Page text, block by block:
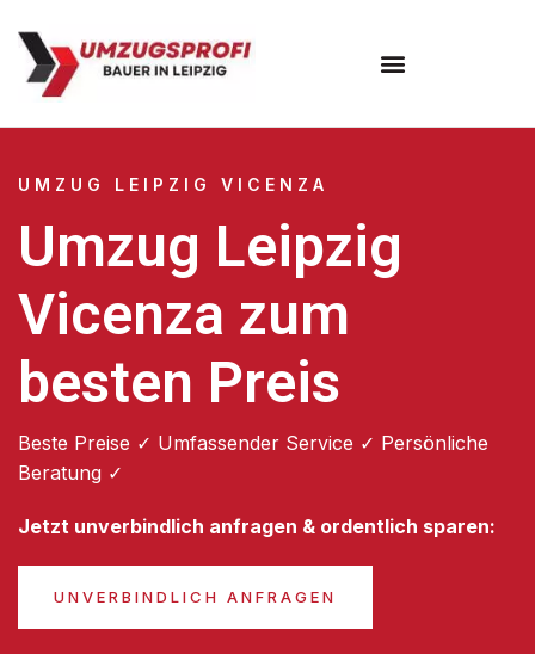
UMZUG LEIPZIG VICENZA
Umzug Leipzig
Vicenza zum
besten Preis
Beste Preise ✓ Umfassender Service ✓ Persönliche
Beratung ✓
Jetzt unverbindlich anfragen & ordentlich sparen:
UNVERBINDLICH ANFRAGEN